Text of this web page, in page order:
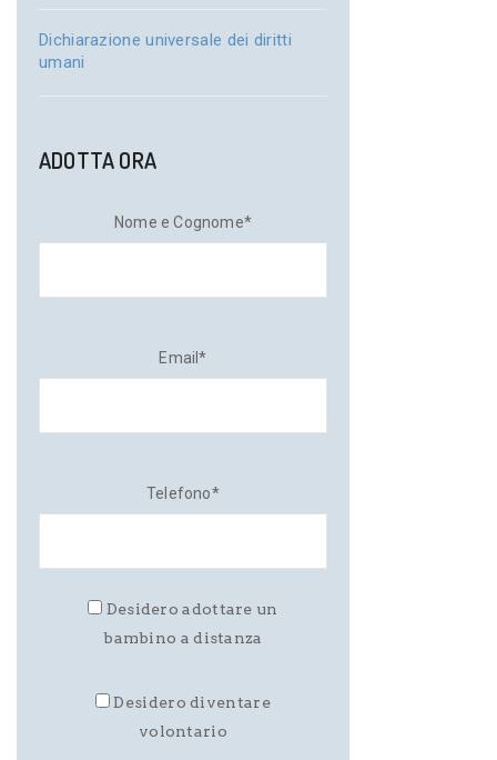
Dichiarazione universale dei diritti
umani
ADOTTA ORA
Nome e Cognome*
Email*
Telefono*
Desidero adottare un
bambino a distanza
Desidero diventare
volontario